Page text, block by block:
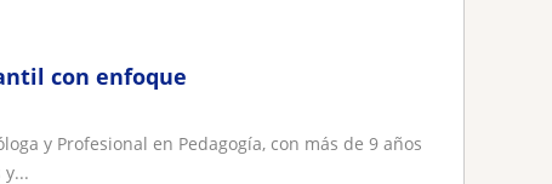
con enfoque
y Profesional en Pedagogía, con más de 9 años